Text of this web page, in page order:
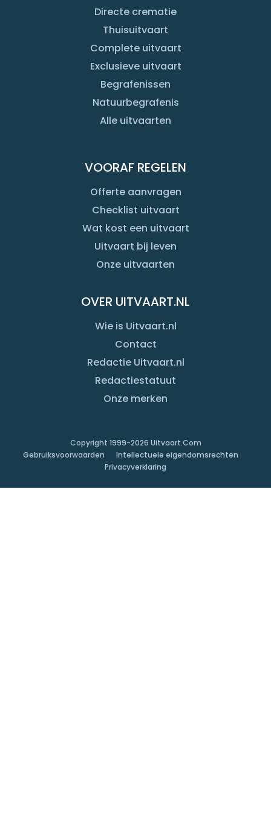
VOORAF REGELEN
Offerte aanvragen
Checklist uitvaart
Wat kost een uitvaart
Uitvaart bij leven
Onze uitvaarten
OVER UITVAART.NL
Wie is Uitvaart.nl
Contact
Redactie Uitvaart.nl
Redactiestatuut
Onze merken
Directe crematie
Thuisuitvaart
Complete uitvaart
Exclusieve uitvaart
Begrafenissen
Natuurbegrafenis
Alle uitvaarten
Copyright 1999-2026 Uitvaart.Com
Gebruiksvoorwaarden
Intellectuele eigendomsrechten
Privacyverklaring